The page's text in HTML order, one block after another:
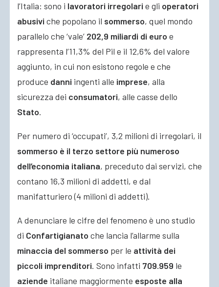
l’Italia: sono i lavoratori irregolari e gli operatori
abusivi che popolano il sommerso, quel mondo
parallelo che ‘vale’ 202,9 miliardi di euro e
rappresenta l’11,3% del Pil e il 12,6% del valore
aggiunto, in cui non esistono regole e che
produce danni ingenti alle imprese, alla
sicurezza dei consumatori, alle casse dello
Stato.
Per numero di ‘occupati’, 3,2 milioni di irregolari, il
sommerso è il terzo settore più numeroso
dell’economia italiana, preceduto dai servizi, che
contano 16,3 milioni di addetti, e dal
manifatturiero (4 milioni di addetti).
A denunciare le cifre del fenomeno è uno studio
di Confartigianato che lancia l’allarme sulla
minaccia del sommerso per le attività dei
piccoli imprenditori. Sono infatti 709.959 le
aziende italiane maggiormente esposte alla